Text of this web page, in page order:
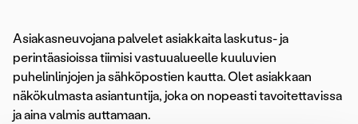
Asiakasneuvojana palvelet asiakkaita laskutus- ja
perintäasioissa tiimisi vastuualueelle kuuluvien
puhelinlinjojen ja sähköpostien kautta. Olet asiakkaan
näkökulmasta asiantuntija, joka on nopeasti tavoitettavissa
ja aina valmis auttamaan.